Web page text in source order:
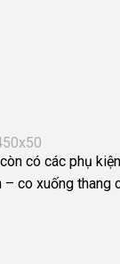
có các phụ
– co xuống thang